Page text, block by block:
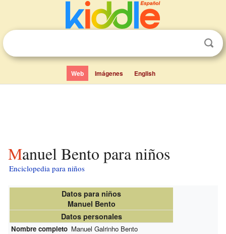
Web Imágenes English
Manuel Bento para niños
Enciclopedia para niños
Datos para niños
Manuel Bento
Datos personales
Nombre completo Manuel Galrinho Bento